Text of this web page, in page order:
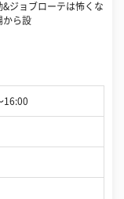
&ジョブローテは怖くな
から設
16:00